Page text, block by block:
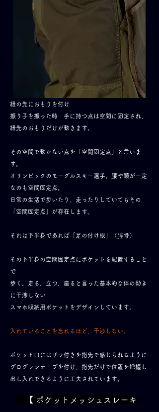
紐の先におもりを付け
振り子を振った時 手に持つ点は空間に固定され、
紐先のおもりだけが動きます。
その空間で動かない点を「空間固定点」と言いま
す。
オリンピックのモーグルスキー選手。腰や頭が一定
なのも空間固定点。
日常の生活で歩いたり、走ったりしていてもその
「空間固定点」が存在します。
それは下半身であれば「足の付け根」（脛骨）
その下半身の空間固定点にポケットを配置すること
で
歩く、走る、立つ、座ると言った基本的な体の動き
に干渉しない
スマホ収納用ポケットをデザインしています。
​入れていることを忘れるほど、干渉しない。
ポケット口にはザラ付きを指先で感じられるように
グログランテープを付け、指先だけで位置を把握し
​出し入れできるように工夫されています。
【 ポケットメッシュスレーキ